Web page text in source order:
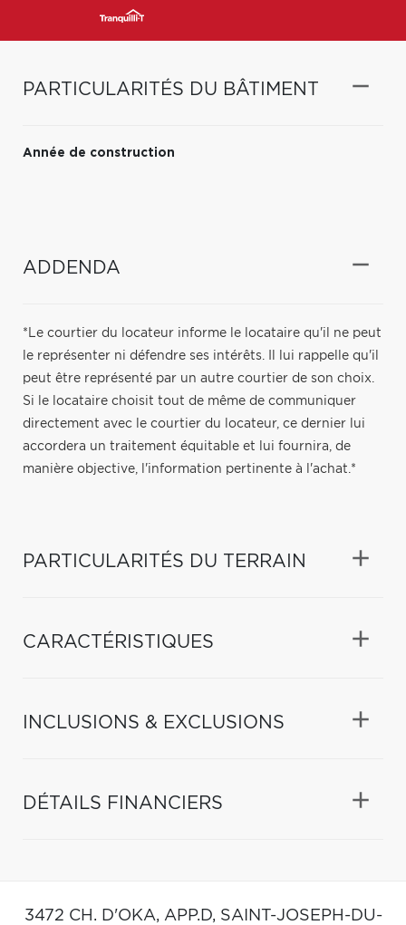
PARTICULARITÉS DU BÂTIMENT
Année de construction
ADDENDA
*Le courtier du locateur informe le locataire qu'il ne peut
le représenter ni défendre ses intérêts. Il lui rappelle qu'il
peut être représenté par un autre courtier de son choix.
Si le locataire choisit tout de même de communiquer
directement avec le courtier du locateur, ce dernier lui
accordera un traitement équitable et lui fournira, de
manière objective, l'information pertinente à l'achat.*
PARTICULARITÉS DU TERRAIN
CARACTÉRISTIQUES
INCLUSIONS & EXCLUSIONS
DÉTAILS FINANCIERS
3472 CH. D'OKA, APP.D, SAINT-JOSEPH-DU-